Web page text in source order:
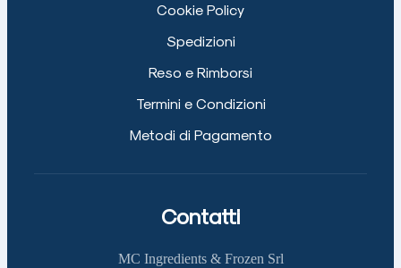
Cookie Policy
Spedizioni
Reso e Rimborsi
Termini e Condizioni
Metodi di Pagamento
Contatti
MC Ingredients & Frozen Srl